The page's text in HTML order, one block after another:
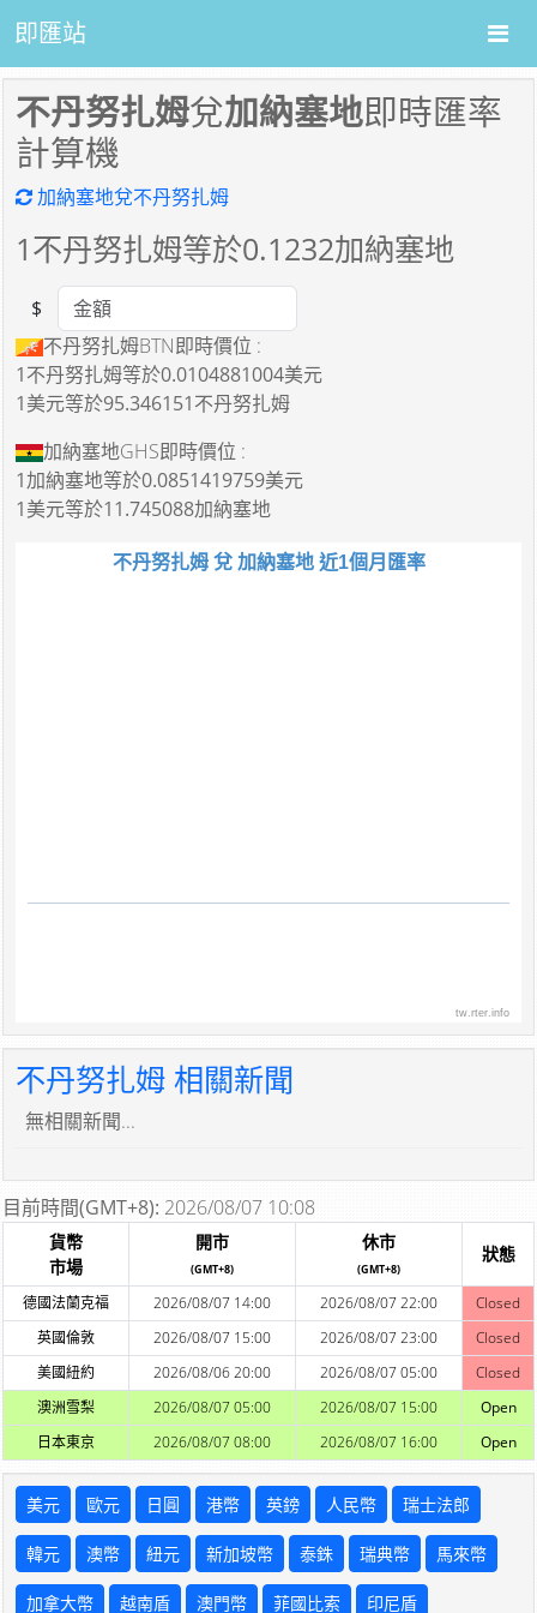
即匯站
不丹努扎姆兌加納塞地即時匯率
計算機
加納塞地兌不丹努扎姆
1不丹努扎姆等於0.1232加納塞地
Amount
$
不丹努扎姆BTN即時價位 :
1不丹努扎姆等於0.0104881004美元
1美元等於95.346151不丹努扎姆
加納塞地GHS即時價位 :
1加納塞地等於0.0851419759美元
1美元等於11.745088加納塞地
不丹努扎姆 兌 加納塞地 近1個月匯率
tw.rter.info
不丹努扎姆 相關新聞
無相關新聞...
目前時間(GMT+8): 2026/08/07 10:08
貨幣
市場
開市
(GMT+8)
休市
(GMT+8)
狀態
德國法蘭克福 2026/08/07 14:00 2026/08/07 22:00
Closed
英國倫敦
2026/08/07 15:00 2026/08/07 23:00
Closed
美國紐約
2026/08/06 20:00 2026/08/07 05:00
Closed
澳洲雪梨
2026/08/07 05:00 2026/08/07 15:00
Open
日本東京
2026/08/07 08:00 2026/08/07 16:00 Open
美元 歐元 日圓 港幣 英鎊 人民幣 瑞士法郎
韓元 澳幣 紐元 新加坡幣 泰銖 瑞典幣 馬來幣
加拿大幣 越南盾 澳門幣 菲國比索 印尼盾